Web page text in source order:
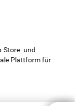
Store- und
Plattform für